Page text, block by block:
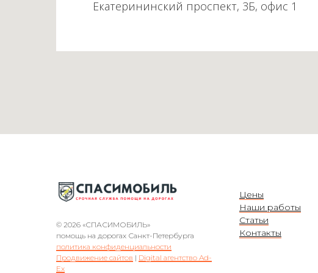
Екатерининский проспект, 3Б, офис 1
© 2026 «СПАСИМОБИЛЬ»
помощь на дорогах Санкт-Петербурга
политика конфиденциальности
Продвижение сайтов | Digital агентство Ad-
Ex
Цены
Наши работы
Статьи
Контакты